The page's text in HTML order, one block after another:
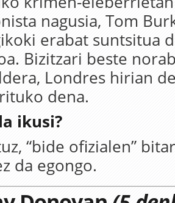
nagusia, Tom
erabat suntsitua
Bizitzari beste
Londres hirian
dena.
ikusi?
“bide ofizialen”
da egongo.